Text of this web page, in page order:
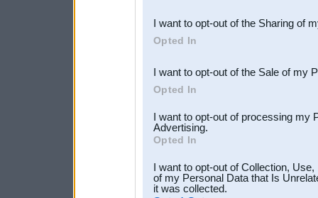
Downstream Participants
third parties.
I want to opt-out of the Sharing of
Opted In
I want to opt-out of the Sale of my
Opted In
I want to opt-out of processing my
Advertising.
Opted In
I want to opt-out of Collection,
of my Personal Data that Is
it was collected.